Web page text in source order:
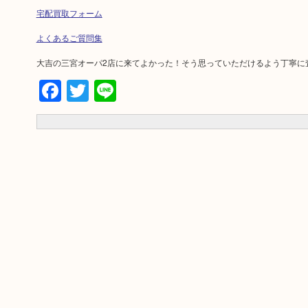
宅配買取フォーム
よくあるご質問集
大吉の三宮オーパ2店に来てよかった！そう思っていただけるよう丁寧に
Facebook
Twitter
Line